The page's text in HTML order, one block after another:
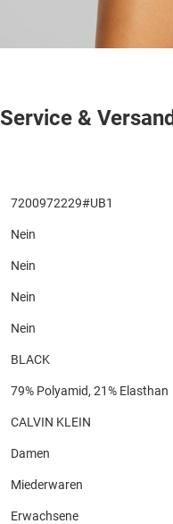
7200972229#UB1
Nein
Nein
Nein
Nein
BLACK
79% Polyamid, 21% Elasthan
CALVIN KLEIN
Damen
Miederwaren
Erwachsene
Service & Versand